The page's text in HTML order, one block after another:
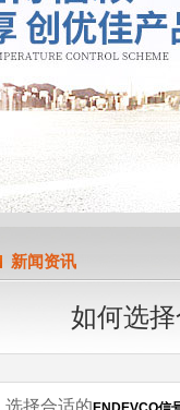
司
新闻资讯
如何选
择合适的